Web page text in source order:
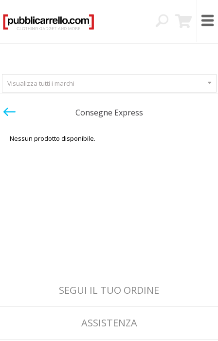
Visualizza tutti i marchi
Consegne Express
Nessun prodotto disponibile.
SEGUI IL TUO ORDINE
ASSISTENZA